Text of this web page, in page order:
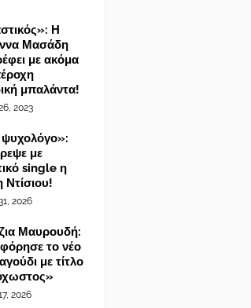
Η
Μασάδη
με ακόμα
μπαλάντα!
2023
με
single η
Ντίσιου!
2026
Μαυρουδή:
το νέο
με τίτλο
2026